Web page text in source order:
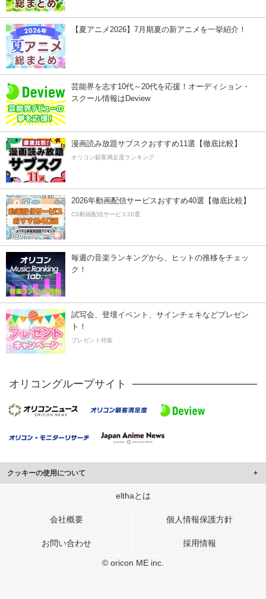
【夏アニメ2026】7月期夏の新アニメを一挙紹介！
芸能界を志す10代～20代を応援！オーディション・
スクール情報はDeview
漫画読み放題サブスクおすすめ11選【徹底比較】
オリコン顧客満足度ランキング
2026年動画配信サービスおすすめ40選【徹底比較】
CS動画配信サービス20選
毎週の音楽ランキングから、ヒットの推移をチェッ
ク！
試写会、登壇イベント、サインチェキなどプレゼン
ト！
プレゼント特集
オリコングループサイト
クッキーの使用について
このサイトでは Cookie を使用して、ユーザーに合わせたコンテンツや広告の
行っています。
メディアや広告配信、データ解析の各パートナーに提供しています。
elthaとは
会社概要 個人情報保護方針
お問い合わせ 採用情報
© oricon ME inc.